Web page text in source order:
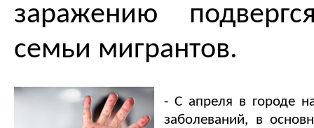
заражению
семьи мигрантов.
- С апреля в городе
заболеваний, в